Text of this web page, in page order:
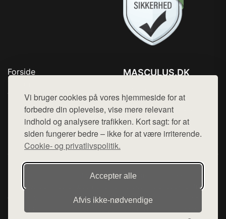
Vi bruger cookies på vores hjemmeside for at
forbedre din oplevelse, vise mere relevant
indhold og analysere trafikken. Kort sagt: for at
siden fungerer bedre – ikke for at være irriterende.
Cookie- og privatlivspolitik.
Accepter alle
Afvis ikke‑nødvendige
Forside
Top Rabatter
Kontakt
MASCULUS.DK
Mail: hej@want.dk
Cookie- og privatlivspolitik
Denne side er en del af want.dk, der udgiver en række
hjemmesider med præsentation af forskellige produkter fra
diverse webshops. Der sælges ikke varer fra denne side - vi
henviser til de shops, som sælger varen. Vi har heller ikke